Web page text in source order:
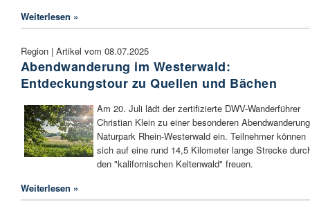
Weiterlesen »
Region | Artikel vom 08.07.2025
Abendwanderung im Westerwald:
Entdeckungstour zu Quellen und Bächen
Am 20. Juli lädt der zertifizierte DWV-Wanderführer
Christian Klein zu einer besonderen
Naturpark Rhein-Westerwald ein. Teilnehmer können
sich auf eine rund 14,5 Kilometer lange Strecke
den "kalifornischen Keltenwald" freuen.
Weiterlesen »